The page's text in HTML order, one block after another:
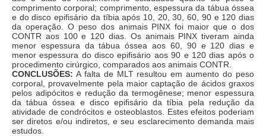
comprimento corporal; comprimento, espessura da tábua óssea
e do disco epifisário da tíbia após 10, 20, 30, 60, 90 e 120 dias
da operação. O peso dos animais PINX foi maior que o dos
CONTR aos 100 e 120 dias. Os animais PINX tiveram ainda
menor espessura da tábua óssea aos 60, 90 e 120 dias e
menor espessura do disco epifisário aos 90 e 120 dias após o
procedimento cirúrgico, comparados aos animais CONTR.
CONCLUSÕES: A falta de MLT resultou em aumento do peso
corporal, provavelmente pela maior captação de ácidos graxos
pelos adipócitos e redução da termogênese; menor espessura
da tábua óssea e disco epifisário da tíbia pela redução da
atividade de condrócitos e osteoblastos. Estes efeitos poderiam
ser diretos e/ou indiretos, e seu esclarecimento demanda mais
estudos.